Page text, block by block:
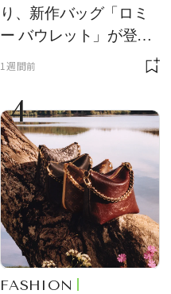
り、新作バッグ「ロミ
ー バウレット」が登
場！ デザイン性と収納
1週間前
4
FASHION